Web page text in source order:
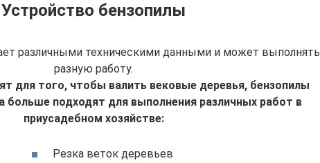
Устройство бензопилы
различными техническими данными и может выполнять
разную работу.
для того, чтобы валить вековые деревья, бензопилы
подходят для выполнения различных работ в
приусадебном хозяйстве:
Резка веток деревьев